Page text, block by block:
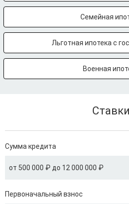
Семейная
Льготная ипотека с
Военная
Ставки
Сумма кредита
от 500 000 ₽ до 12 000 000 ₽
Первоначальный взнос